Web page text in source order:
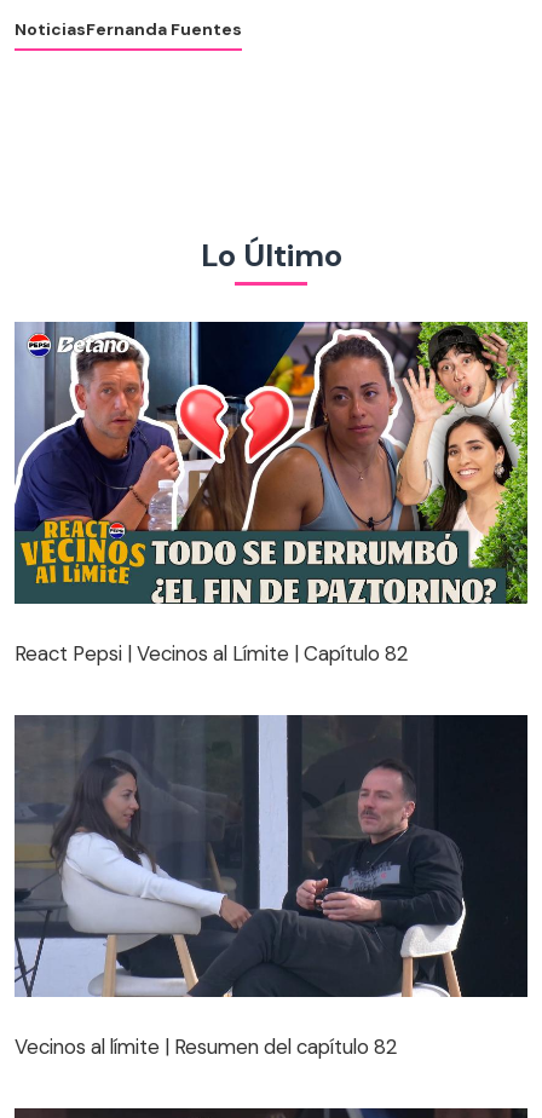
NoticiasFernanda Fuentes
Lo Último
React Pepsi | Vecinos al Límite | Capítulo 82
Vecinos al límite | Resumen del capítulo 82